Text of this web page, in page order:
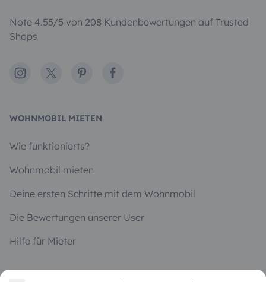
Note 4.55/5 von 208 Kundenbewertungen auf Trusted
Shops
Instagram
X PinterestFacebook
WOHNMOBIL MIETEN
Wie funktionierts?
Wohnmobil mieten
Deine ersten Schritte mit dem Wohnmobil
Die Bewertungen unserer User
Hilfe für Mieter